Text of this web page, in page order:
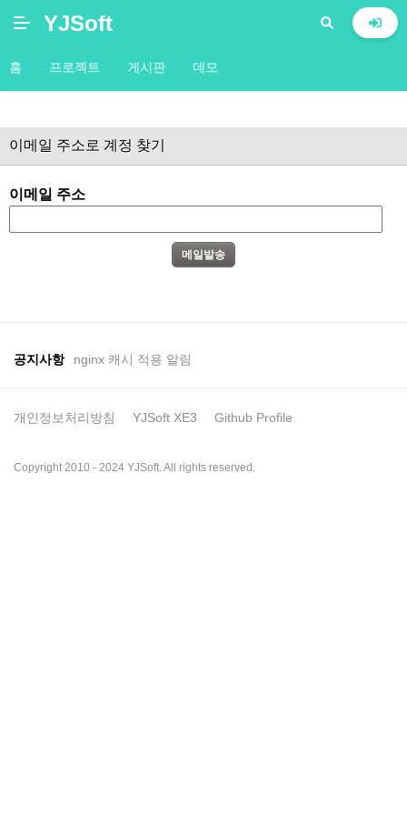
YJSoft
홈 프로젝트 게시판 데모
이메일 주소로 계정 찾기
이메일 주소
공지사항 nginx 캐시 적용 알림
개인정보처리방침 YJSoft XE3 Github Profile
Copyright 2010 - 2024 YJSoft. All rights reserved.